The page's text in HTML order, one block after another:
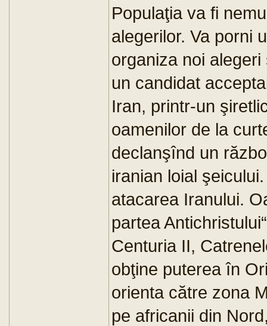
Populaţia va fi
alegerilor. Va porni
organiza noi
un candidat
Iran, printr-un
oamenilor de la
declanşînd un
iranian loial
atacarea Iranului.
partea
Centuria II,
obţine puterea în
orienta către zona
pe africanii din